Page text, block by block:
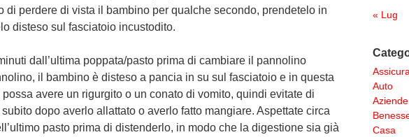
di perdere di vista il bambino per qualche secondo, prendetelo in
disteso sul fasciatoio incustodito.
dall’ultima poppata/pasto prima di cambiare il pannolino
il bambino è disteso a pancia in su sul fasciatoio e in questa
avere un rigurgito o un conato di vomito, quindi evitate di
dopo averlo allattato o averlo fatto mangiare. Aspettate circa
pasto prima di distenderlo, in modo che la digestione sia già
« Lug
Auto
Aziende
Casa